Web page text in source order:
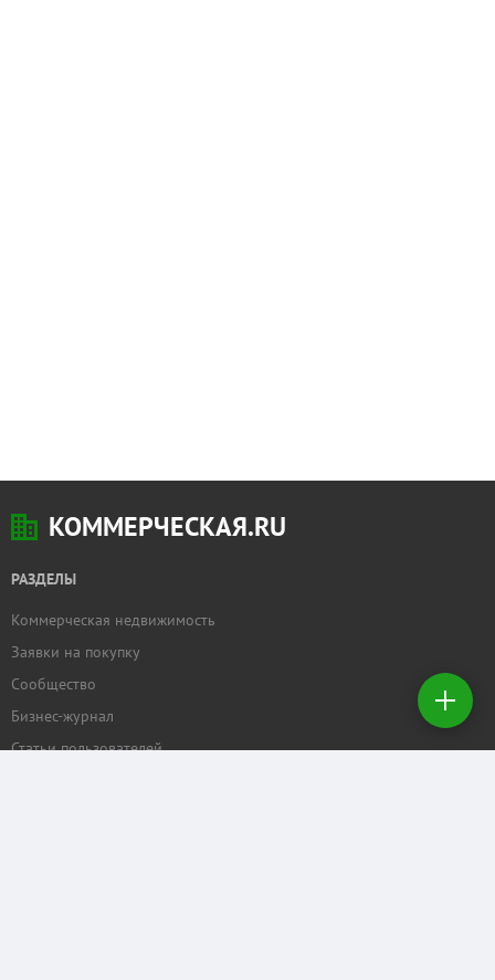
КОММЕРЧЕСКАЯ.RU
РАЗДЕЛЫ
Коммерческая недвижимость
Заявки на покупку
Сообщество
Бизнес-журнал
Статьи пользователей